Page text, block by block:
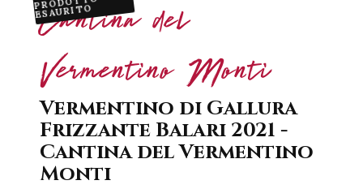
Cantina del
Vermentino Monti
Vermentino di Gallura
Frizzante Balari 2021 -
Cantina del Vermentino
Monti
ESAURITO